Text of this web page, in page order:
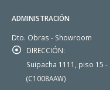
ADMINISTRACIÓN
Dto. Obras - Showroom
DIRECCIÓN:
Suipacha 1111, piso 15
(C1008AAW)